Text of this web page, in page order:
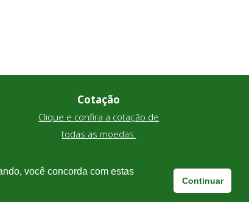
Cotação
Clique e confira a cotação de
todas as moedas.
você concorda com estas
Continuar